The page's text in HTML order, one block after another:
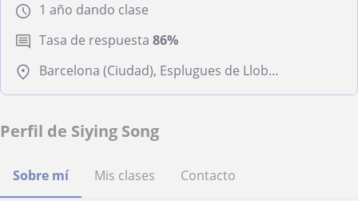
1 año dando clase
Tasa de respuesta 86%
Barcelona (Ciudad), Esplugues de Llobregat, Sant Cugat del Vallès, Santa Coloma de Gramenet
Perfil de Siying Song
Sobre mí Mis clases Contacto